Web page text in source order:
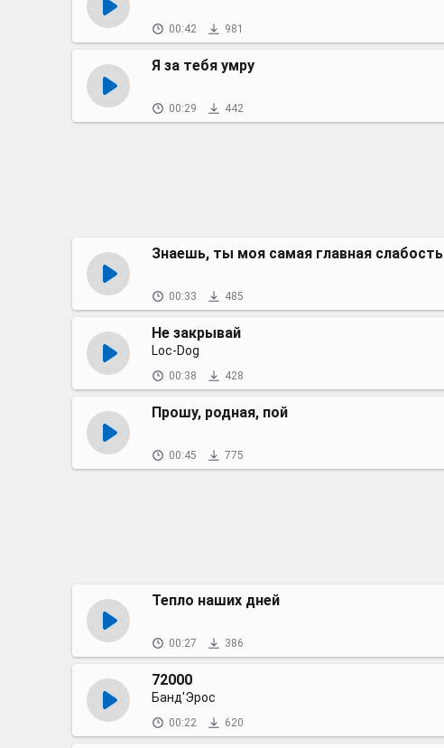
00:42 981
Я за тебя умру
00:29 442
Знаешь, ты моя самая главная слабость
00:33 485
Не закрывай
Loc-Dog
00:38 428
Прошу, родная, пой
00:45 775
Тепло наших дней
00:27 386
72000
Банд'Эрос
00:22 620